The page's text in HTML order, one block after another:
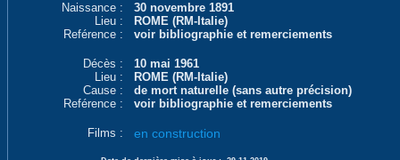
Naissance :
30 novembre 1891
Lieu :
ROME (RM-Italie)
Reférence :
voir bibliographie et remerciements
Décès :
10 mai 1961
Lieu :
ROME (RM-Italie)
Cause :
de mort naturelle (sans autre précision)
Reférence :
voir bibliographie et remerciements
Films : en construction